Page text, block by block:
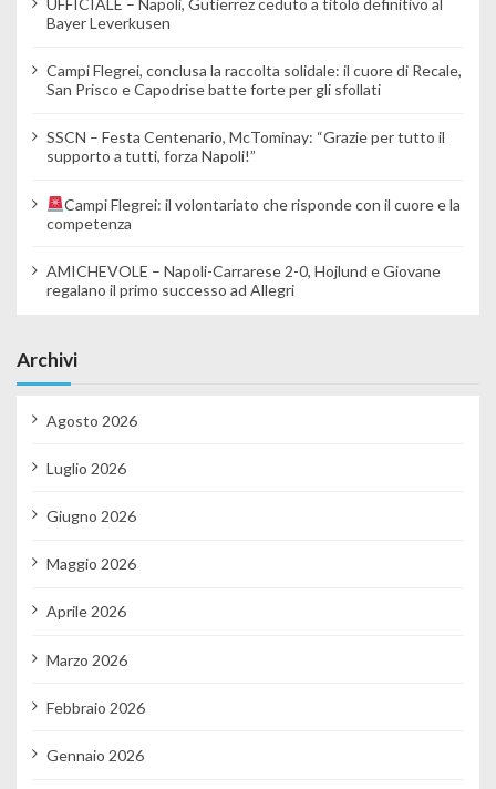
UFFICIALE – Napoli, Gutierrez ceduto a titolo definitivo al
Bayer Leverkusen
Campi Flegrei, conclusa la raccolta solidale: il cuore di Recale,
San Prisco e Capodrise batte forte per gli sfollati
SSCN – Festa Centenario, McTominay: “Grazie per tutto il
supporto a tutti, forza Napoli!”
Campi Flegrei: il volontariato che risponde con il cuore e la
competenza
AMICHEVOLE – Napoli-Carrarese 2-0, Hojlund e Giovane
regalano il primo successo ad Allegri
Archivi
Agosto 2026
Luglio 2026
Giugno 2026
Maggio 2026
Aprile 2026
Marzo 2026
Febbraio 2026
Gennaio 2026